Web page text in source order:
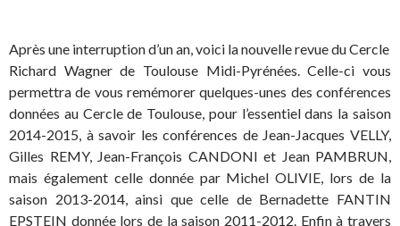
Après une interruption d’un an, voici la nouvelle revue du Cercle
Richard Wagner de Toulouse Midi-Pyrénées. Celle-ci vous
permettra de vous remémorer quelques-unes des conférences
données au Cercle de Toulouse, pour l’essentiel dans la saison
2014-2015, à savoir les conférences de Jean-Jacques VELLY,
Gilles REMY, Jean-François CANDONI et Jean PAMBRUN,
mais également celle donnée par Michel OLIVIE, lors de la
saison 2013-2014, ainsi que celle de Bernadette FANTIN
EPSTEIN donnée lors de la saison 2011-2012. Enfin à travers